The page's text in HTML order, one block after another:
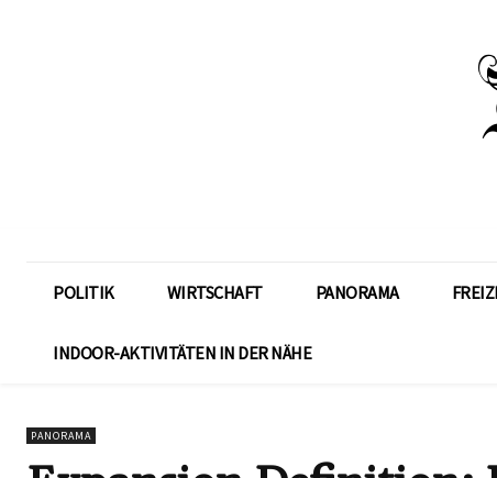
POLITIK WIRTSCHAFT PANORAMA
INDOOR-AKTIVITÄTEN IN DER NÄHE
PANORAMA